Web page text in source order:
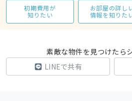
初期費用が
知りたい
お部屋の詳し
情報を知りた
素敵な物件を見つけたら
LINEで共有